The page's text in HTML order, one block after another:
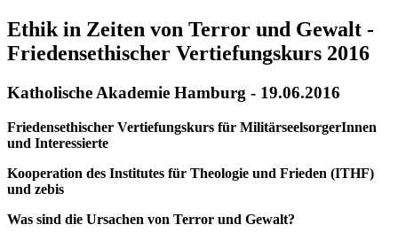
Ethik in Zeiten von Terror und Gewalt -
Friedensethischer Vertiefungskurs 2016
Katholische Akademie Hamburg - 19.06.2016
Friedensethischer Vertiefungskurs für MilitärseelsorgerInnen
und Interessierte
Kooperation des Institutes für Theologie und Frieden (ITHF)
und zebis
Was sind die Ursachen von Terror und Gewalt?